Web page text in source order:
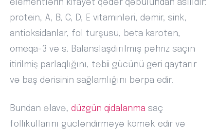
elementlərin kifayət qədər qəbulundan asılıdır:
protein, A, B, C, D, E vitaminləri, dəmir, sink,
antioksidanlar, fol turşusu, beta karoten,
omeqa-3 və s. Balanslaşdırılmış pəhriz saçın
itirilmiş parlaqlığını, təbii gücünü geri qaytarır
və baş dərisinin sağlamlığını bərpa edir.
Bundan əlavə, düzgün qidalanma saç
follikullarını gücləndirməyə kömək edir və